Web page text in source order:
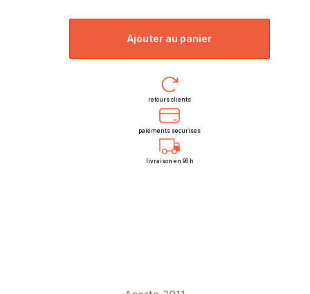
ajouter au panier
retours clients
paiements securises
livraison en 96 h